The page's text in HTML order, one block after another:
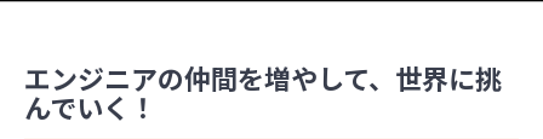
エンジニアの仲間を増やして、世界に挑
んでいく！